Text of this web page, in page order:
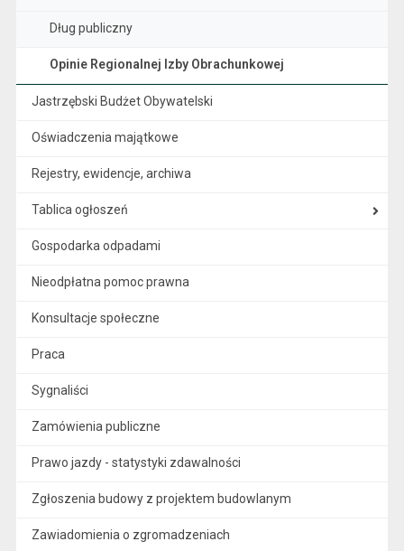
Dług publiczny
Opinie Regionalnej Izby Obrachunkowej
Jastrzębski Budżet Obywatelski
Oświadczenia majątkowe
Rejestry, ewidencje, archiwa
Tablica ogłoszeń
Gospodarka odpadami
Nieodpłatna pomoc prawna
Konsultacje społeczne
Praca
Sygnaliści
Zamówienia publiczne
Prawo jazdy - statystyki zdawalności
Zgłoszenia budowy z projektem budowlanym
Zawiadomienia o zgromadzeniach